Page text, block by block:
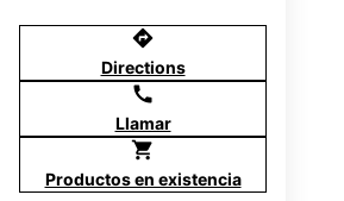
directions
Directions
call
Llamar
shopping_cart
Productos en existencia